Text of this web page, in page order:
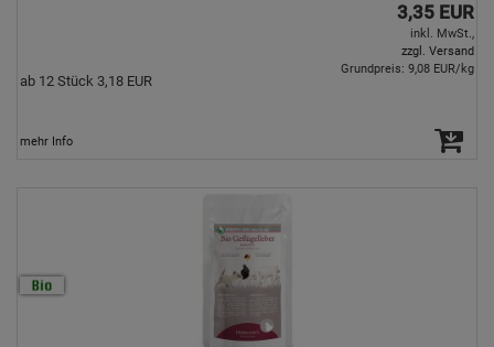
3,35 EUR
inkl. MwSt.,
zzgl. Versand
ab 12 Stück 3,18 EUR
Grundpreis: 9,08 EUR/kg
mehr Info